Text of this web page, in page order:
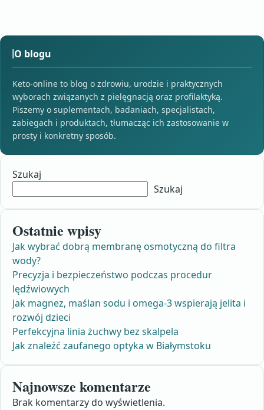
O blogu
Keto-online to blog o zdrowiu, urodzie i praktycznych
wyborach związanych z pielęgnacją oraz profilaktyką.
Piszemy o suplementach, badaniach, specjalistach,
zabiegach i produktach, tłumacząc ich zastosowanie w
prosty i konkretny sposób.
Szukaj
Szukaj
Ostatnie wpisy
Jak wybrać dobrą membranę osmotyczną do filtra
wody?
Precyzja i bezpieczeństwo podczas procedur
lędźwiowych
Jak magnez, maślan sodu i omega-3 wspierają jelita i
rozwój dzieci
Perfekcyjna linia żuchwy bez skalpela
Jak znaleźć zaufanego optyka w Białymstoku
Najnowsze komentarze
Brak komentarzy do wyświetlenia.